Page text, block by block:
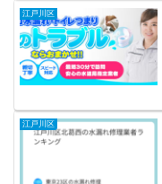
江戸川区
江戸川区